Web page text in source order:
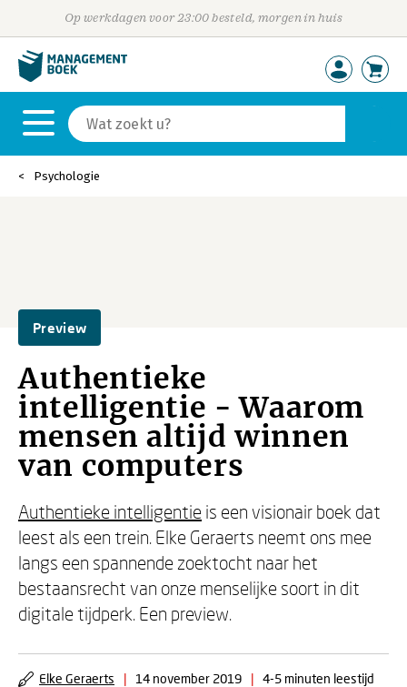
Op werkdagen voor 23:00 besteld, morgen in huis
Psychologie
Preview
Authentieke
intelligentie - Waarom
mensen altijd winnen
van computers
Authentieke intelligentie is een visionair boek dat
leest als een trein. Elke Geraerts neemt ons mee
langs een spannende zoektocht naar het
bestaansrecht van onze menselijke soort in dit
digitale tijdperk. Een preview.
Elke Geraerts | 14 november 2019 | 4-5 minuten leestijd